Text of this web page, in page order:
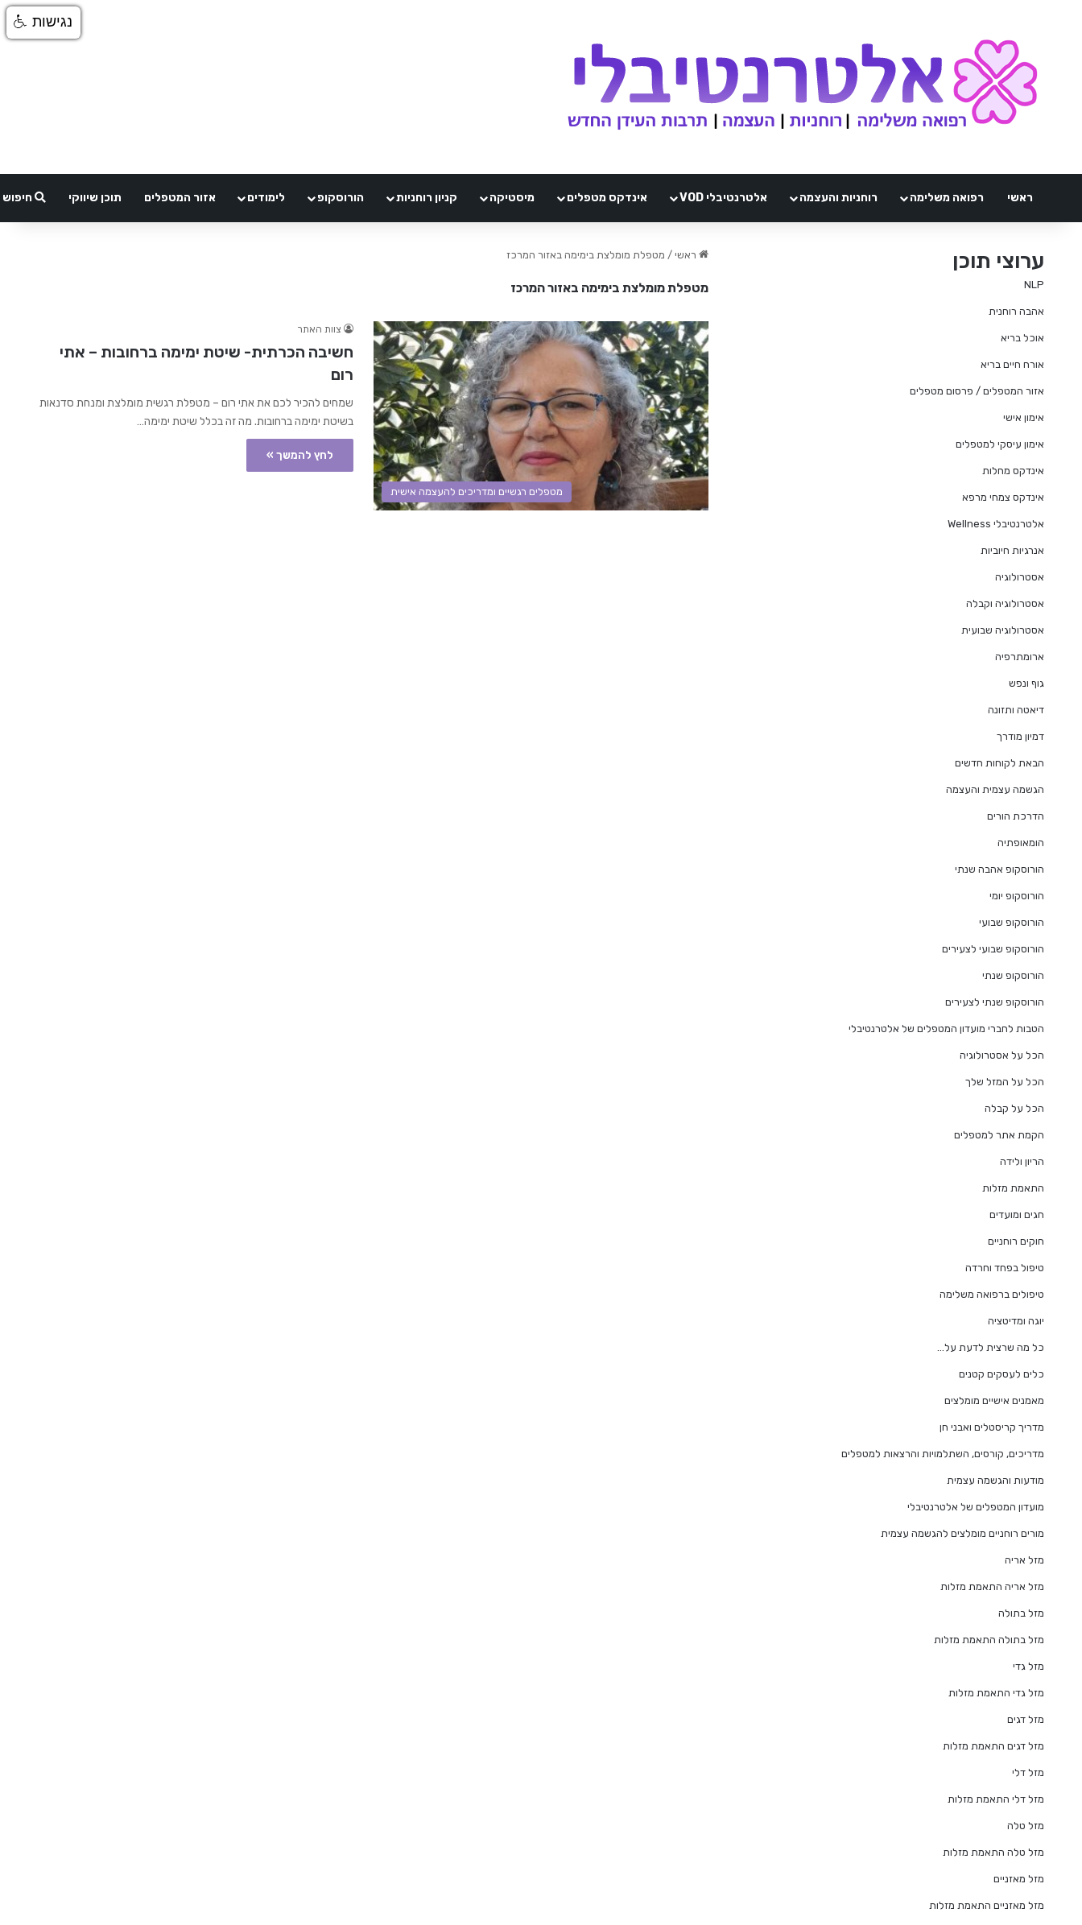
ראשי רפואה משלימה רוחניות והעצמה אלטרנטיבלי VOD אינדקס מטפלים מיסטיקה קניון רוחניות הורוסקופ לימודים אזור המטפלים תוכן שיווקי חיפוש
ראשי / מטפלת מומלצת בימימה באזור המרכז
מטפלת מומלצת בימימה באזור המרכז
מטפלים רגשיים ומדריכים להעצמה אישית
צוות האתר
חשיבה הכרתית- שיטת ימימה ברחובות – אתי
רום
שמחים להכיר לכם את אתי רום – מטפלת רגשית מומלצת ומנחת סדנאות
בשיטת ימימה ברחובות. מה זה בכלל שיטת ימימה…
לחץ להמשך »
ערוצי תוכן
NLP
אהבה רוחנית
אוכל בריא
אורח חיים בריא
אזור המטפלים / פרסום מטפלים
אימון אישי
אימון עיסקי למטפלים
אינדקס מחלות
אינדקס צמחי מרפא
אלטרנטיבלי Wellness
אנרגיות חיוביות
אסטרולוגיה
אסטרולוגיה וקבלה
אסטרולוגיה שבועית
ארומתרפיה
גוף ונפש
דיאטה ותזונה
דמיון מודרך
הבאת לקוחות חדשים
הגשמה עצמית והעצמה
הדרכת הורים
הומאופתיה
הורוסקופ אהבה שנתי
הורוסקופ יומי
הורוסקופ שבועי
הורוסקופ שבועי לצעירים
הורוסקופ שנתי
הורוסקופ שנתי לצעירים
הטבות לחברי מועדון המטפלים של אלטרנטיבלי
הכל על אסטרולוגיה
הכל על המזל שלך
הכל על קבלה
הקמת אתר למטפלים
הריון ולידה
התאמת מזלות
חגים ומועדים
חוקים רוחניים
טיפול בפחד וחרדה
טיפולים ברפואה משלימה
יוגה ומדיטציה
כל מה שרצית לדעת על…
כלים לעסקים קטנים
מאמנים אישיים מומלצים
מדריך קריסטלים ואבני חן
מדריכים, קורסים, השתלמויות והרצאות למטפלים
מודעות והגשמה עצמית
מועדון המטפלים של אלטרנטיבלי
מורים רוחניים מומלצים להגשמה עצמית
מזל אריה
מזל אריה התאמת מזלות
מזל בתולה
מזל בתולה התאמת מזלות
מזל גדי
מזל גדי התאמת מזלות
מזל דגים
מזל דגים התאמת מזלות
מזל דלי
מזל דלי התאמת מזלות
מזל טלה
מזל טלה התאמת מזלות
מזל מאזניים
מזל מאזניים התאמת מזלות
נגישות